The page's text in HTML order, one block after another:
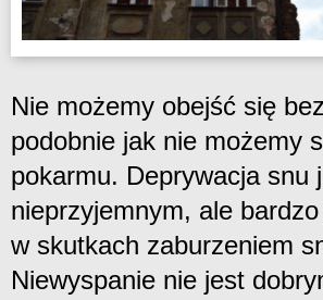
Nie możemy obejść się
podobnie jak nie możemy
pokarmu. Deprywacja snu
nieprzyjemnym, ale
w skutkach zaburzeniem
Niewyspanie nie jest